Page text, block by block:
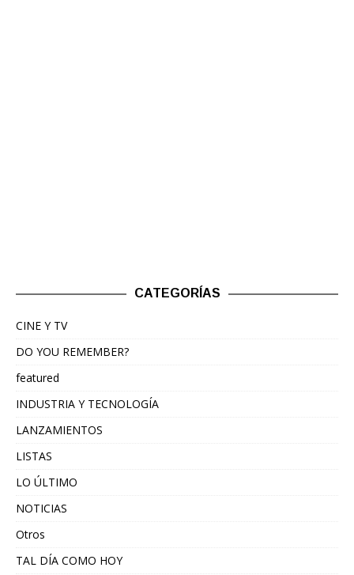
CATEGORÍAS
CINE Y TV
DO YOU REMEMBER?
featured
INDUSTRIA Y TECNOLOGÍA
LANZAMIENTOS
LISTAS
LO ÚLTIMO
NOTICIAS
Otros
TAL DÍA COMO HOY